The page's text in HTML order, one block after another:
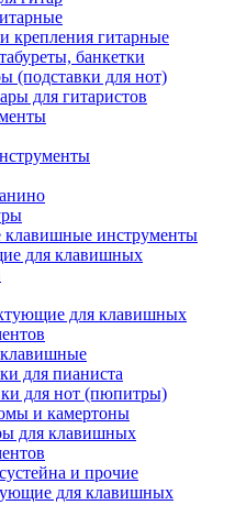
крепления гитарные
банкетки
(подставки для нот)
для гитаристов
клавишные инструменты
для клавишных
для клавишных
для пианиста
для нот (пюпитры)
и камертоны
для клавишных
и прочие
для клавишных